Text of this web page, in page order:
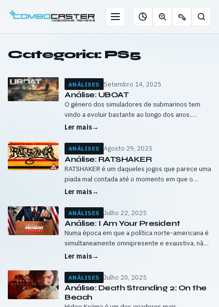
para
Menu
Roleta
de
Descobrir
jogos
Ofertas
de
Categoria: PS5
ANÁLISES Setembro 14, 2025
Análise: UBOAT
O género dos simuladores de submarinos tem
vindo a evoluir bastante ao longo dos anos.
Muitos jogadores ainda se lembram de títulos
Ler mais→
ANÁLISES Agosto 29, 2025
Análise: RATSHAKER
RATSHAKER é um daqueles jogos que parece uma
piada mal contada até o momento em que o
instalamos e percebemos que há algo de
Ler mais→
ANÁLISES Julho 22, 2025
Análise: I Am Your President
Numa época em que a política norte-americana é
simultaneamente omnipresente e exaustiva, não
deixa de ser curioso o aparecimento de um jogo
Ler mais→
ANÁLISES Julho 20, 2025
Análise: Death Stranding 2: On the
Beach